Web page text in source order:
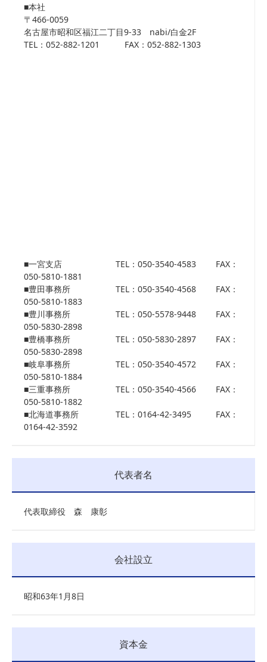
■本社
〒466-0059
名古屋市昭和区福江二丁目9-33 nabi/白金2F
TEL：052-882-1201 FAX：052-882-1303
■一宮支店 TEL：050-3540-4583
FAX：
050-5810-1881
■豊田事務所
TEL：050-3540-4568
FAX：
050-5810-1883
■豊川事務所
TEL：050-5578-9448
FAX：
050-5830-2898
■豊橋事務所
TEL：050-5830-2897
FAX：
050-5830-2898
■岐阜事務所
TEL：050-3540-4572
FAX：
050-5810-1884
■三重事務所
TEL：050-3540-4566
FAX：
050-5810-1882
■北海道事務所
TEL：0164-42-3495
FAX：
0164-42-3592
代表者名
代表取締役 森 康彰
会社設立
昭和63年1月8日
資本金